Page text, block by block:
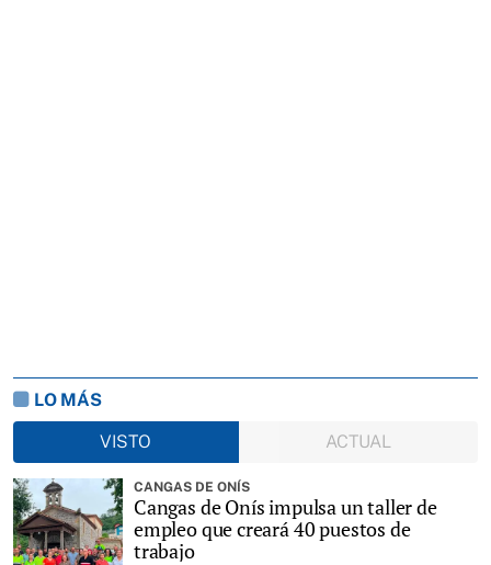
LO MÁS
VISTO
ACTUAL
CANGAS DE ONÍS
Cangas de Onís impulsa un taller de
empleo que creará 40 puestos de
trabajo